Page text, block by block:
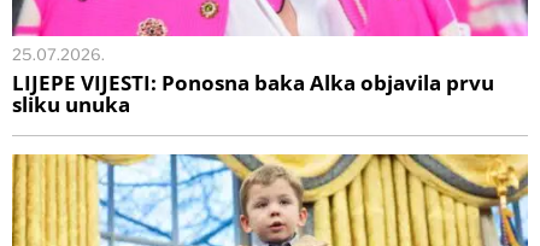
25.07.2026.
LIJEPE VIJESTI: Ponosna baka Alka objavila prvu
sliku unuka